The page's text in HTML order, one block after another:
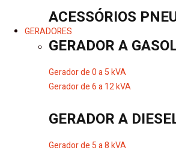
ACESSÓRIOS
GERADORES
GERADOR A
Gerador de 0 a 5 kVA
Gerador de 6 a 12 kVA
GERADOR A
Gerador de 5 a 8 kVA